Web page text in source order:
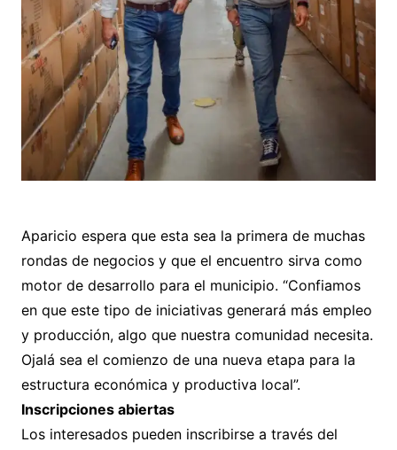
Aparicio espera que esta sea la primera de muchas
rondas de negocios y que el encuentro sirva como
motor de desarrollo para el municipio. “Confiamos
en que este tipo de iniciativas generará más empleo
y producción, algo que nuestra comunidad necesita.
Ojalá sea el comienzo de una nueva etapa para la
estructura económica y productiva local”.
Inscripciones abiertas
Los interesados pueden inscribirse a través del